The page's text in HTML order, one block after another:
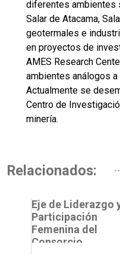
diferentes ambientes
Salar de Atacama,
geotermales e
en proyectos de
AMES Research
ambientes análogos
Actualmente se
Centro de
minería.
Relacionados:
Eje de Liderazgo
Participación
Femenina del
Consorcio